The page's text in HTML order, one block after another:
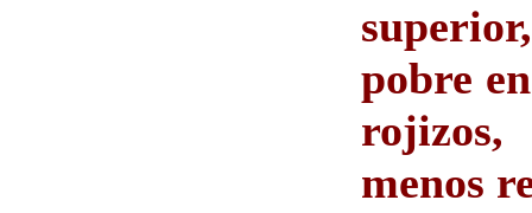
pobre
rojizos,
menos